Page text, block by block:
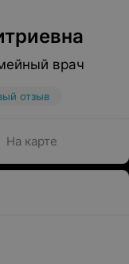
врач
отзыв
На карте